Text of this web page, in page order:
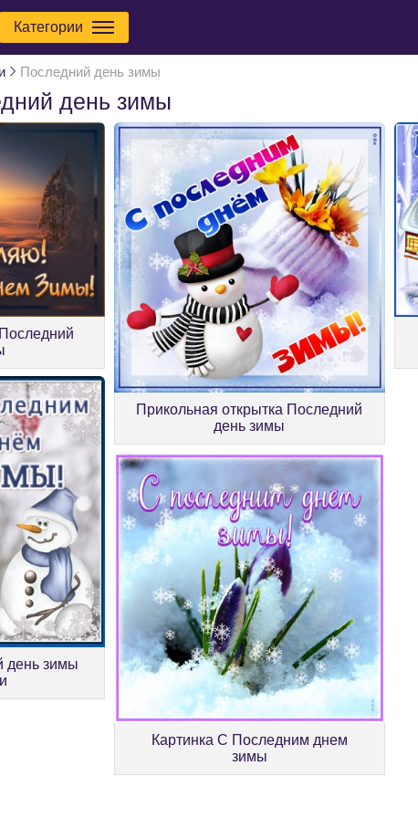
Категории
Последний день зимы
день зимы
Прикольная открытка Последний
день зимы
день зимы
Картинка С Последним днем
зимы